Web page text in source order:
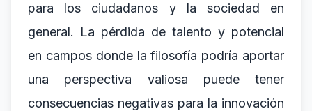
para los ciudadanos y la sociedad en
general. La pérdida de talento y potencial
en campos donde la filosofía podría aportar
una perspectiva valiosa puede tener
consecuencias negativas para la innovación